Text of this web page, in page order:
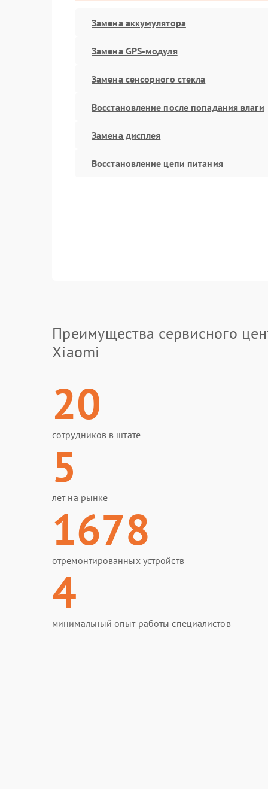
Замена аккумулятора
Замена GPS-модуля
Замена сенсорного стекла
Восстановление после попадания влаги
Замена дисплея
Восстановление цепи питания
Преимущества сервисного
Xiaomi
20
сотрудников в штате
5
лет на рынке
1678
отремонтированных устройств
4
минимальный опыт работы специалистов